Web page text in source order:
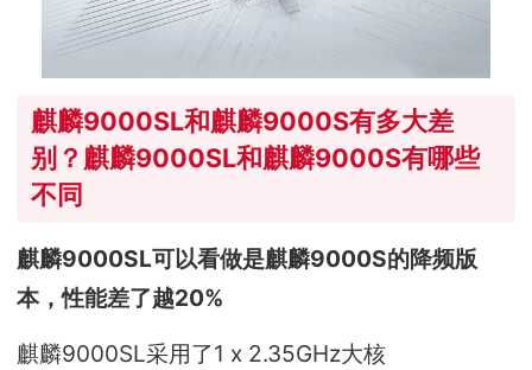
麒麟9000SL和麒麟9000S有多大差
别？麒麟9000SL和麒麟9000S有哪些
不同
麒麟9000SL可以看做是麒麟9000S的降频版
本，性能差了越20%
麒麟9000SL采用了1 x 2.35GHz大核